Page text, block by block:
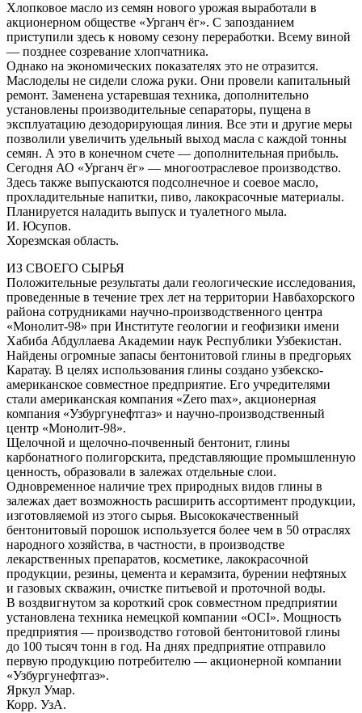
Хлопковое масло из семян нового урожая выработали в
акционерном обществе «Урганч ёг». С запозданием
приступили здесь к новому сезону переработки. Всему виной
— позднее созревание хлопчатника.
Однако на экономических показателях это не отразится.
Маслоделы не сидели сложа руки. Они провели капитальный
ремонт. Заменена устаревшая техника, дополнительно
установлены производительные сепараторы, пущена в
эксплуатацию дезодорирующая линия. Все эти и другие меры
позволили увеличить удельный выход масла с каждой тонны
семян. А это в конечном счете — дополнительная прибыль.
Сегодня АО «Урганч ёг» — многоотраслевое производство.
Здесь также выпускаются подсолнечное и соевое масло,
прохладительные напитки, пиво, лакокрасочные материалы.
Планируется наладить выпуск и туалетного мыла.
И. Юсупов.
Хорезмская область.
ИЗ СВОЕГО СЫРЬЯ
Положительные результаты дали геологические исследования,
проведенные в течение трех лет на территории Навбахорского
района сотрудниками научно-производственного центра
«Монолит-98» при Институте геологии и геофизики имени
Хабиба Абдуллаева Академии наук Республики Узбекистан.
Найдены огромные запасы бентонитовой глины в предгорьях
Каратау. В целях использования глины создано узбекско-
американское совместное предприятие. Его учредителями
стали американская компания «Zero max», акционерная
компания «Узбургунефтгаз» и научно-производственный
центр «Монолит-98».
Щелочной и щелочно-почвенный бентонит, глины
карбонатного полигорскита, представляющие промышленную
ценность, образовали в залежах отдельные слои.
Одновременное наличие трех природных видов глины в
залежах дает возможность расширить ассортимент продукции,
изготовляемой из этого сырья. Высококачественный
бентонитовый порошок используется более чем в 50 отраслях
народного хозяйства, в частности, в производстве
лекарственных препаратов, косметике, лакокрасочной
продукции, резины, цемента и керамзита, бурении нефтяных
и газовых скважин, очистке питьевой и проточной воды.
В воздвигнутом за короткий срок совместном предприятии
установлена техника немецкой компании «ОCI». Мощность
предприятия — производство готовой бентонитовой глины
до 100 тысяч тонн в год. На днях предприятие отправило
первую продукцию потребителю — акционерной компании
«Узбургунефтгаз».
Яркул Умар.
Корр. УзА.